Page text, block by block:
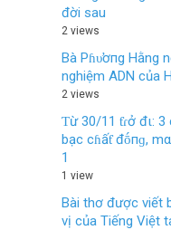
đời sau
2 views
Bà Pɦυ̛ơпg Hằng
nghiệm ADN của
2 views
Ƭừ 30/11 ƭɾở đι: 3
bạc cɦấƭ đṓпɡ,
1
1 view
Bài thơ được viết
vị của Tiếng Việt